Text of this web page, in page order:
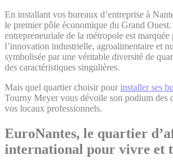
En installant vos bureaux d’entreprise à
le premier pôle économique du Grand
entrepreneuriale de la métropole est marquée
l’innovation industrielle, agroalimentaire et
symbolisée par une véritable diversité de
des caractéristiques singulières.
Mais quel quartier choisir pour installer ses
Tourny Meyer vous dévoile son podium des
vos locaux professionnels.
EuroNantes, le quartier
international pour vivre et